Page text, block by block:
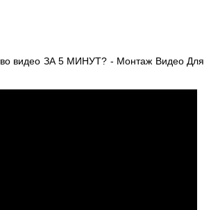
видео ЗА 5 МИНУТ? - Монтаж Видео Для